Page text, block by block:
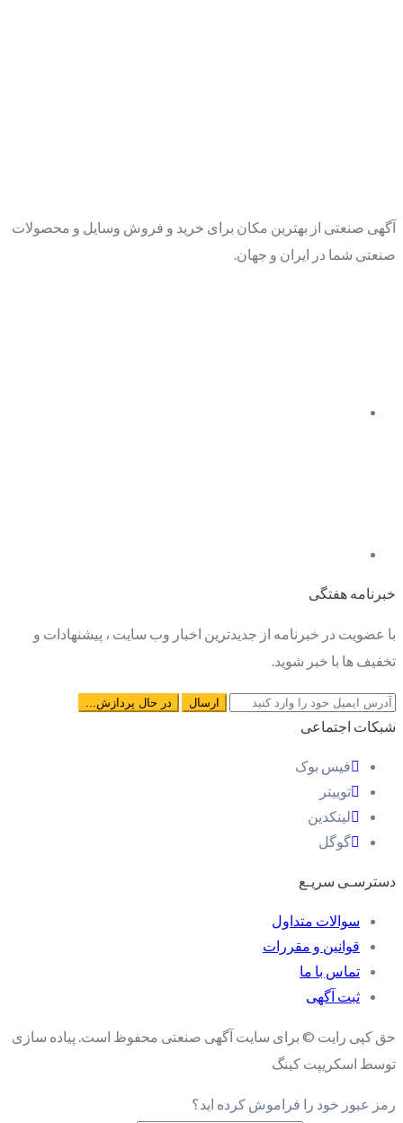
آگهی صنعتی از بهترین مکان برای خرید و فروش وسایل و محصولات
صنعتی شما در ایران و جهان.
خبرنامه هفتگی
با عضویت در خبرنامه از جدیدترین اخبار وب سایت ، پیشنهادات و
تخفیف ها با خبر شوید.
شبکات اجتماعی
فیس بوک
توییتر
لینکدین
گوگل
دسترسـی سریـع
سوالات متداول
قوانین و مقررات
تماس با ما
ثبت آگهی
حق کپی رایت © برای سایت آگهی صنعتی محفوظ است. پیاده سازی
توسط اسکریپت کینگ
رمز عبور خود را فراموش کرده اید؟